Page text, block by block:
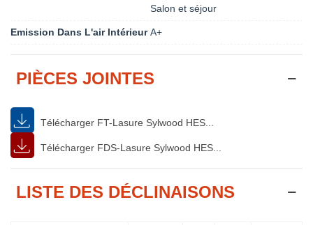
Salon et séjour
Emission Dans L'air Intérieur A+
PIÈCES JOINTES
Télécharger FT-Lasure Sylwood HES...
Télécharger FDS-Lasure Sylwood HES...
LISTE DES DÉCLINAISONS